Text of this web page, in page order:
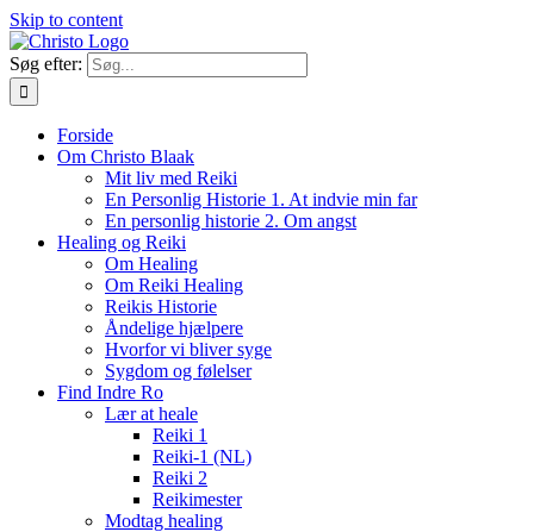
Skip to content
Søg efter:
Forside
Om Christo Blaak
Mit liv med Reiki
En Personlig Historie 1. At indvie min far
En personlig historie 2. Om angst
Healing og Reiki
Om Healing
Om Reiki Healing
Reikis Historie
Åndelige hjælpere
Hvorfor vi bliver syge
Sygdom og følelser
Find Indre Ro
Lær at heale
Reiki 1
Reiki-1 (NL)
Reiki 2
Reikimester
Modtag healing